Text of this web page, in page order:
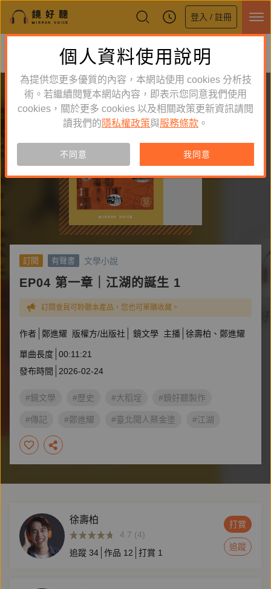
登入 / 註冊
鏡好聽全新APP上線
體驗全面升級，即刻下載
訂閱 有聲書 文學小說
EP04 第一章｜江湖的誕生 1
訂閱會員可聆聽本產品，您也可單購收藏。
作者 鄭進耀 版權方/出版社 鏡文學 主播 徐壽柏 鄭進耀
單曲長度 00:11:21
發布時間
2026-02-24
#鏡文學 #歷史 #大稻埕 #鏡好聽製作
#傳記 #鄭進耀 #臺北聞人蔡金塗 #江湖
#戲曲
徐壽柏
4.7 (4)
追蹤 34 作品 12 打賞 1
打賞
追蹤
個人資料使用說明
為提供您更多優質的內容，本網站使用 cookies 分析技
術。若繼續閱覽本網站內容，即表示您同意我們使用
cookies，關於更多 cookies 以及相關政策更新資訊請閱
讀我們的 隱私權政策與服務條款 。
不同意 我同意